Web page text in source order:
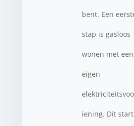
bent. Een
stap is gasloos
wonen met een
eigen
iening. Dit start